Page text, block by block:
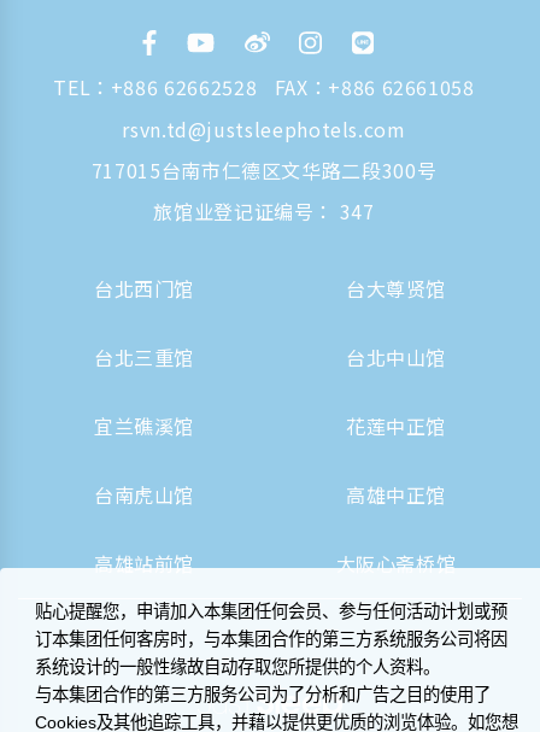
TEL： +886 62662528
FAX：+886 62661058
rsvn.td@justsleephotels.com
717015台南市仁德区文华路二段300号
旅馆业登记证编号： 347
台北西门馆 台大尊贤馆
台北三重馆 台北中山馆
宜兰礁溪馆 花莲中正馆
台南虎山馆 高雄中正馆
高雄站前馆 大阪心斋桥馆
贴心提醒您，申请加入本集团任何会员、参与任何活动计划或预
订本集团任何客房时，与本集团合作的第三方系统服务公司将因
系统设计的一般性缘故自动存取您所提供的个人资料。
与本集团合作的第三方服务公司为了分析和广告之目的使用了
Cookies及其他追踪工具，并藉以提供更优质的浏览体验。如您想